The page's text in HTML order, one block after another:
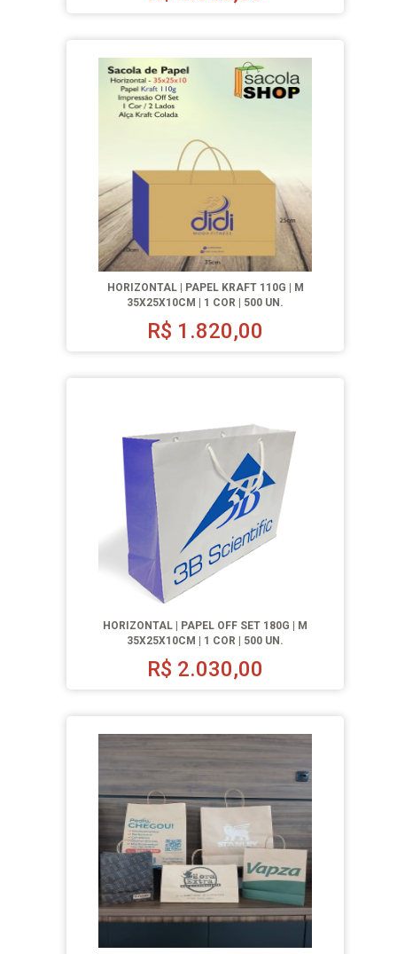
HORIZONTAL | PAPEL KRAFT 110G | M
35X25X10CM | 1 COR | 500 UN.
R$ 1.820,00
HORIZONTAL | PAPEL OFF SET 180G | M
35X25X10CM | 1 COR | 500 UN.
R$ 2.030,00